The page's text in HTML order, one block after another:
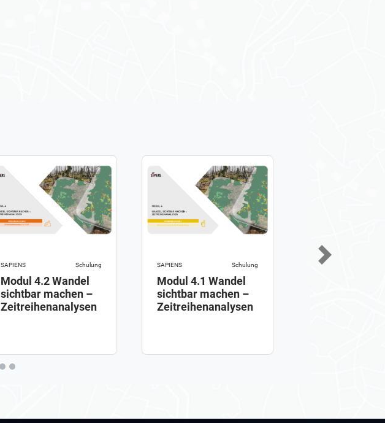
SAPIENS Schulung
Modul 4.2 Wandel
sichtbar machen –
Zeitreihenanalysen
SAPIENS Schulung
Modul 4.1 Wandel
sichtbar machen –
Zeitreihenanalysen
SAPIENS
Next